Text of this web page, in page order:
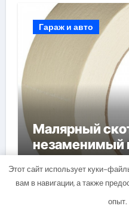
Гараж и авто
Малярный
незаменимый
ремонтных
Этот сайт использует куки-
вам в навигации, а также
опыт.